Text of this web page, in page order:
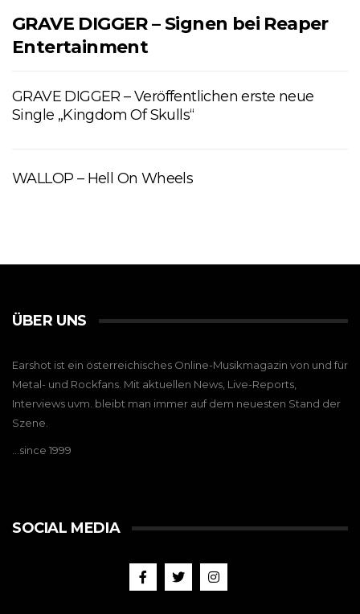
GRAVE DIGGER – Signen bei Reaper
Entertainment
GRAVE DIGGER – Veröffentlichen erste neue
Single „Kingdom Of Skulls“
WALLOP – Hell On Wheels
ÜBER UNS
Earshot ist ein österreichisches Online-Musikmagazin von und für
Metal- und Rockfans. Mit aktuellen News, Live-Reports,
Interviews uvm. bleibt man immer auf dem neuesten Stand der
Szene.
…since 1999
SOCIAL MEDIA